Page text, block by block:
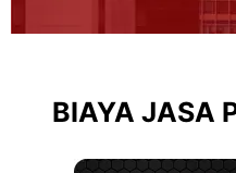
BIAYA JASA